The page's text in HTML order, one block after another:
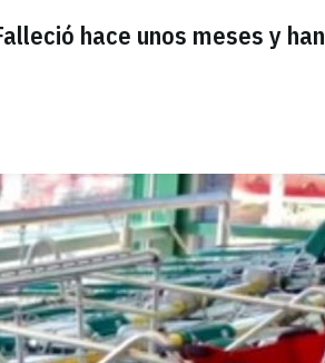
hace unos meses y han